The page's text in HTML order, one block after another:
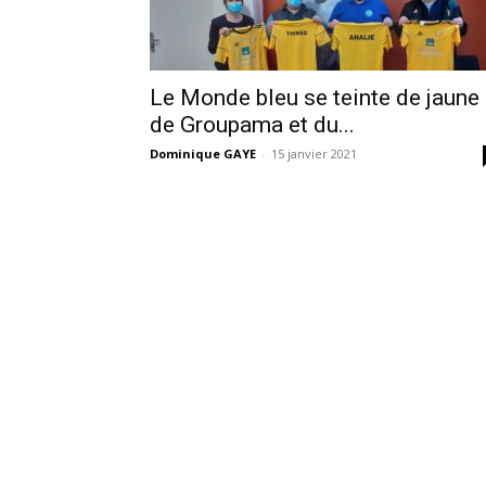
Le Monde bleu se teinte de jaune
de Groupama et du...
Dominique GAYE - 15 janvier 2021